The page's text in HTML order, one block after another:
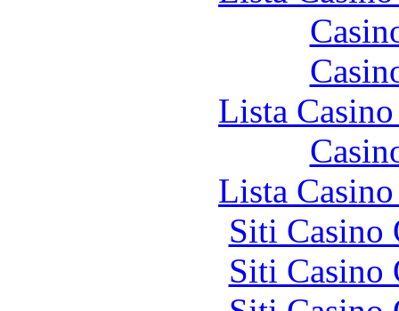
Lista
Lista
Siti Casino
Siti Casino